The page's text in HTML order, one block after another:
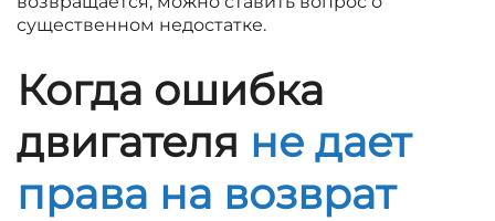
существенном недостатке.
Когда ошибка
двигателя не дает
права на возврат